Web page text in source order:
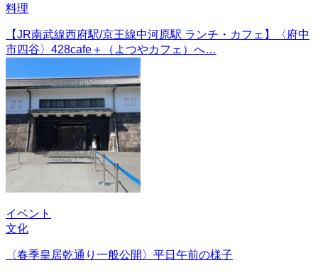
料理
【JR南武線西府駅/京王線中河原駅 ランチ・カフェ】〈府中
市四谷〉428cafe＋（よつやカフェ）へ…
イベント
文化
〈春季皇居乾通り一般公開〉平日午前の様子